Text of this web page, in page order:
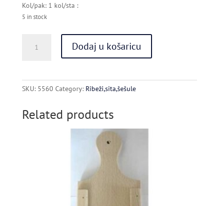
Kol/pak: 1 kol/sta :
5 in stock
KLIZNI
Dodaj u košaricu
SKU: 5560 Category: Ribeži,sita,šešule
Related products